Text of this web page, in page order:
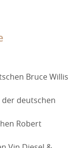
Bruce Willis
der deutschen
Robert